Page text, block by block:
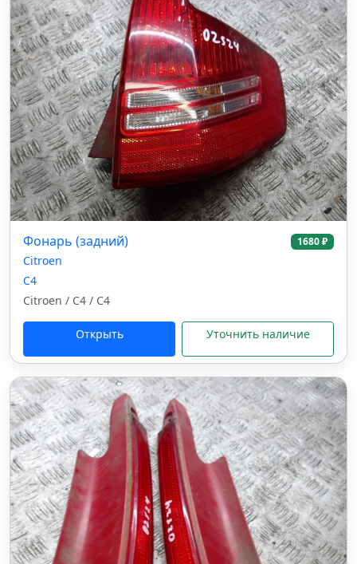
Фонарь (задний) 1680 ₽
Citroen
C4
Citroen / C4 / C4
Открыть Уточнить наличие